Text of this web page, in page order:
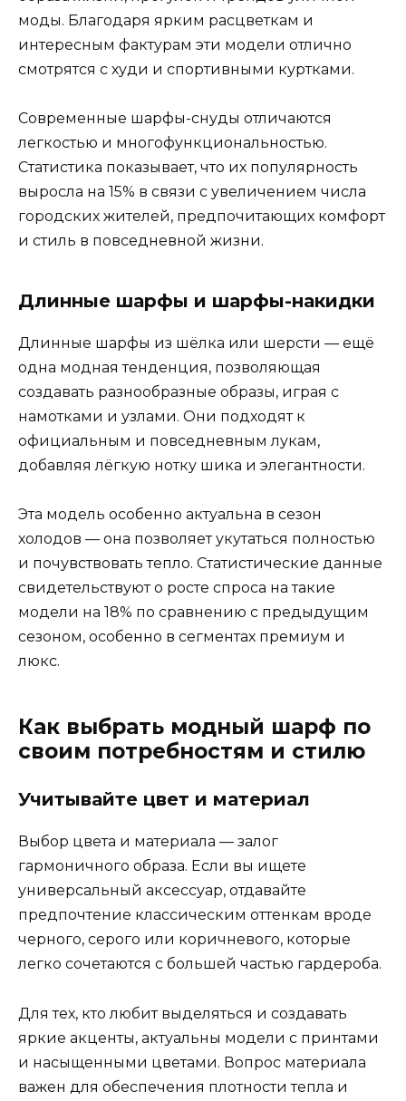
моды. Благодаря ярким расцветкам и
интересным фактурам эти модели отлично
смотрятся с худи и спортивными куртками.
Современные шарфы-снуды отличаются
легкостью и многофункциональностью.
Статистика показывает, что их популярность
выросла на 15% в связи с увеличением числа
городских жителей, предпочитающих комфорт
и стиль в повседневной жизни.
Длинные шарфы и шарфы-накидки
Длинные шарфы из шёлка или шерсти — ещё
одна модная тенденция, позволяющая
создавать разнообразные образы, играя с
намотками и узлами. Они подходят к
официальным и повседневным лукам,
добавляя лёгкую нотку шика и элегантности.
Эта модель особенно актуальна в сезон
холодов — она позволяет укутаться полностью
и почувствовать тепло. Статистические данные
свидетельствуют о росте спроса на такие
модели на 18% по сравнению с предыдущим
сезоном, особенно в сегментах премиум и
люкс.
Как выбрать модный шарф по
своим потребностям и стилю
Учитывайте цвет и материал
Выбор цвета и материала — залог
гармоничного образа. Если вы ищете
универсальный аксессуар, отдавайте
предпочтение классическим оттенкам вроде
черного, серого или коричневого, которые
легко сочетаются с большей частью гардероба.
Для тех, кто любит выделяться и создавать
яркие акценты, актуальны модели с принтами
и насыщенными цветами. Вопрос материала
важен для обеспечения плотности тепла и